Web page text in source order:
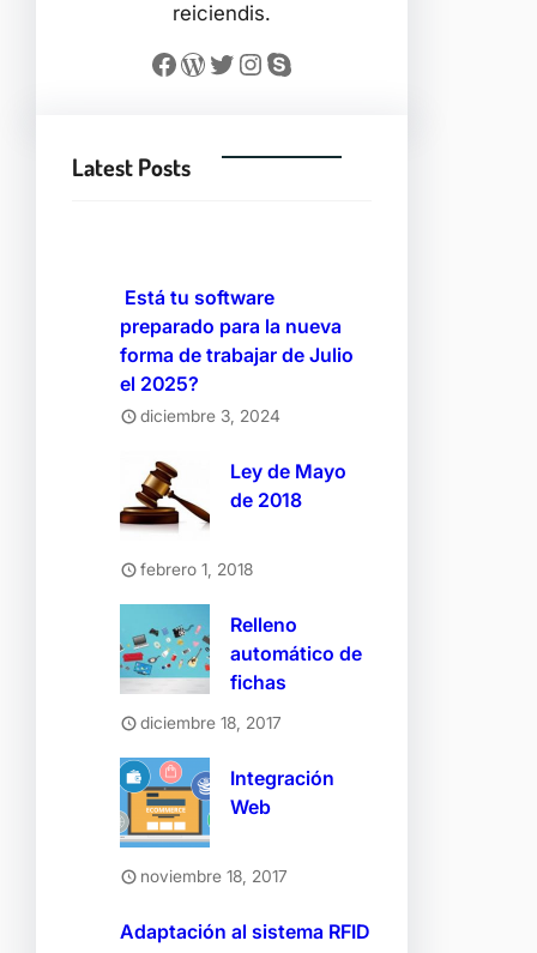
reiciendis.
Facebook WordPress Twitter Instagram Skype
Latest Posts
Está tu software
preparado para la nueva
forma de trabajar de Julio
el 2025?
diciembre 3, 2024
Ley de Mayo
de 2018
febrero 1, 2018
Relleno
automático de
fichas
diciembre 18, 2017
Integración
Web
noviembre 18, 2017
Adaptación al sistema RFID